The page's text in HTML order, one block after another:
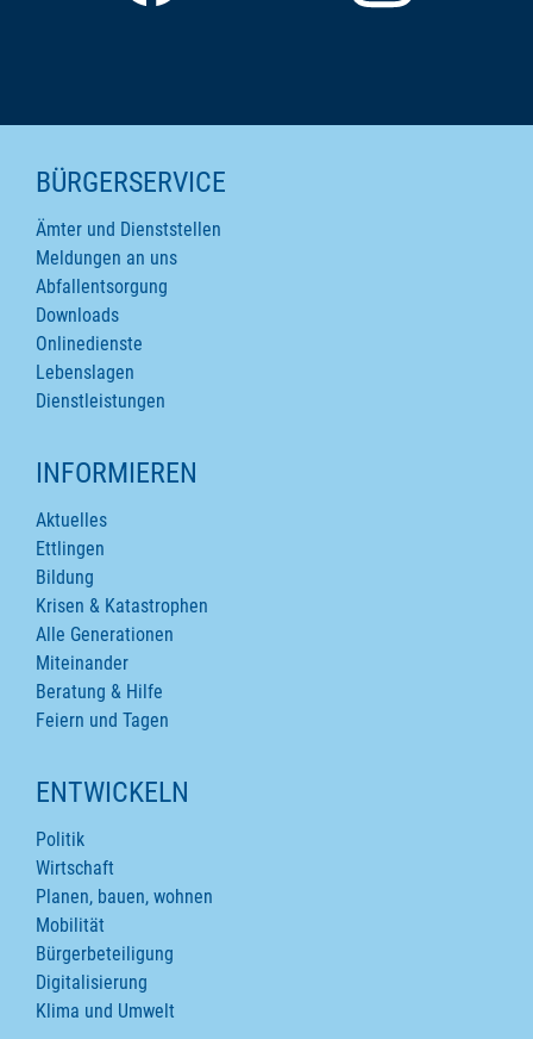
SEITENINHALTE
BÜRGERSERVICE
Ämter und Dienststellen
Meldungen an uns
Abfallentsorgung
Downloads
Onlinedienste
Lebenslagen
Dienstleistungen
INFORMIEREN
Aktuelles
Ettlingen
Bildung
Krisen & Katastrophen
Alle Generationen
Miteinander
Beratung & Hilfe
Feiern und Tagen
ENTWICKELN
Politik
Wirtschaft
Planen, bauen, wohnen
Mobilität
Bürgerbeteiligung
Digitalisierung
Klima und Umwelt